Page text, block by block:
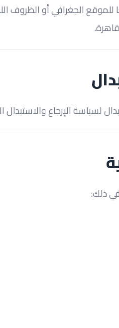
الجغرافي أو الظروف
لسياسة الإرجاع
ذلك: